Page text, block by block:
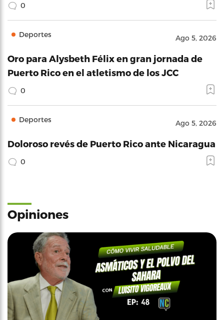
0
Deportes Ago 5, 2026
Oro para Alysbeth Félix en gran jornada de
Puerto Rico en el atletismo de los JCC
0
Deportes Ago 5, 2026
Doloroso revés de Puerto Rico ante Nicaragua
0
Opiniones